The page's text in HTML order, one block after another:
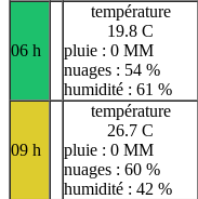
06 h
température
19.8 C
pluie : 0 MM
nuages : 54 %
humidité : 61 %
09 h
température
26.7 C
pluie : 0 MM
nuages : 60 %
humidité : 42 %